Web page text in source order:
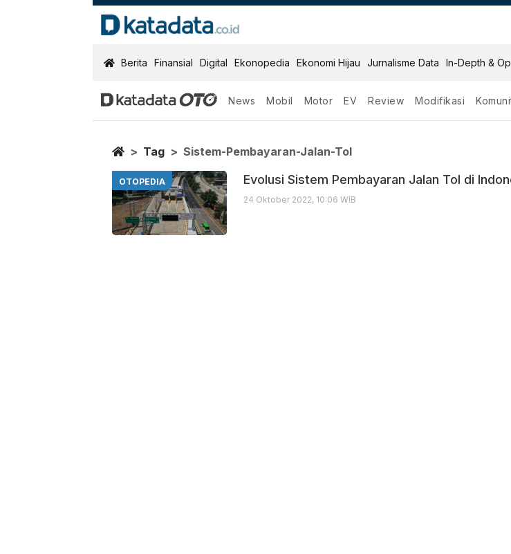
KatadataOTO
Berita Finansial Digital Ekonopedia Ekonomi Hijau Jurnalisme Data In-Depth &
News Mobil Motor EV Review Modifikasi
Sistem Pembayaran Jalan Tol
Berita Terbaru
Home
Tag Sistem-Pembayaran-Jalan-Tol
OTOPEDIA Evolusi Sistem Pembayaran Jalan Tol di
24 Oktober 2022, 10:06 WIB